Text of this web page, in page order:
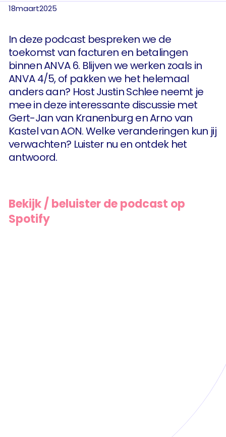
18maart2025
In deze podcast bespreken we de
toekomst van facturen en betalingen
binnen ANVA 6. Blijven we werken zoals in
ANVA 4/5, of pakken we het helemaal
anders aan? Host Justin Schlee neemt je
mee in deze interessante discussie met
Gert-Jan van Kranenburg en Arno van
Kastel van AON. Welke veranderingen kun jij
verwachten? Luister nu en ontdek het
antwoord.
Bekijk / beluister de podcast op
Spotify